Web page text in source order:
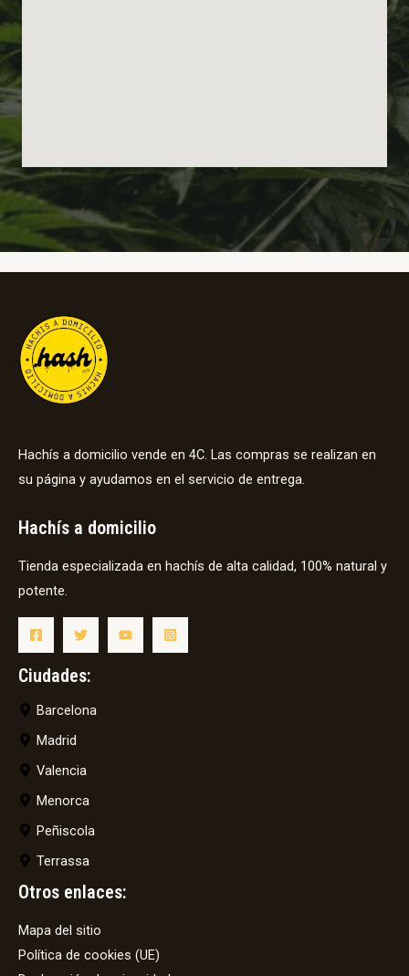
Hachís a domicilio vende en 4C. Las compras se realizan en
su página y ayudamos en el servicio de entrega.
Hachís a domicilio
Tienda especializada en hachís de alta calidad, 100% natural y
potente.
Ciudades:
Barcelona
Madrid
Valencia
Menorca
Peñiscola
Terrassa
Otros enlaces:
Mapa del sitio
Política de cookies (UE)